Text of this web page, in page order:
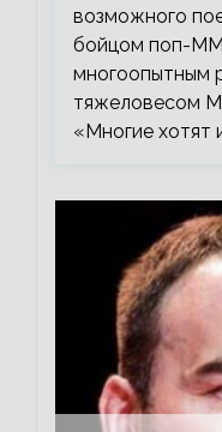
возможного
бойцом поп-
многоопытным
тяжеловесом
«Многие хотят